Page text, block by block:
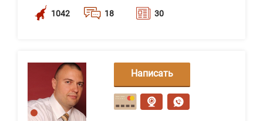
1042 18 30
Написать
сообщение